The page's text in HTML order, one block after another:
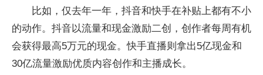
比如，仅去年一年，抖音和快手在补贴上都有不小
的动作。抖音以流量和现金激励二创，创作者每周有机
会获得最高5万元的现金。快手直播则拿出5亿现金和
30亿流量激励优质内容创作和主播成长。